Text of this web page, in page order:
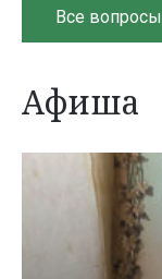
Все вопросы
Афиша